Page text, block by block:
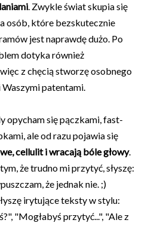
. Zwykle świat skupia się
osób, które bezskutecznie
jest naprawdę dużo. Po
dotyka również
z chęcią stworzę osobnego
patentami.
opycham się pączkami, fast-
ale od razu pojawia się
cellulit i wracają bóle głowy.
że trudno mi przytyć, słyszę:
że jednak nie. ;)
irytujące teksty w stylu:
"Mogłabyś przytyć...", "Ale z